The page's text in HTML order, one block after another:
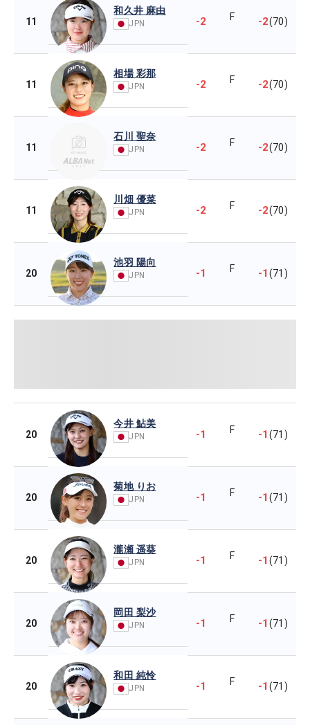
11
和久井 麻由
JPN -2 F -2(70)
11
相場 彩那
JPN -2 F -2(70)
11
石川 聖奈
JPN -2 F -2(70)
11
川畑 優菜
JPN -2 F -2(70)
20
池羽 陽向
JPN -1 F -1(71)
20
今井 鮎美
JPN -1 F -1(71)
20
菊地 りお
JPN -1 F -1(71)
20
瀧瀬 遥葵
JPN -1 F -1(71)
20
岡田 梨沙
JPN -1 F -1(71)
20
和田 純怜
JPN -1 F -1(71)